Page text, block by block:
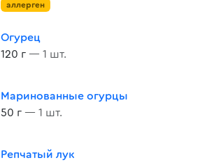
аллерген
Огурец
120 г — 1 шт.
Маринованные огурцы
50 г — 1 шт.
Репчатый лук